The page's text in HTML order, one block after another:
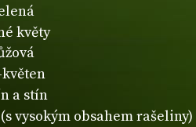
květy
a stín
vysokým obsahem rašeliny)